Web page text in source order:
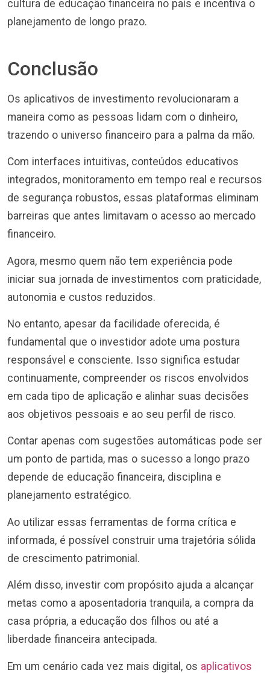
cultura de educação financeira no país e incentiva o
planejamento de longo prazo.
Conclusão
Os aplicativos de investimento revolucionaram a
maneira como as pessoas lidam com o dinheiro,
trazendo o universo financeiro para a palma da mão.
Com interfaces intuitivas, conteúdos educativos
integrados, monitoramento em tempo real e recursos
de segurança robustos, essas plataformas eliminam
barreiras que antes limitavam o acesso ao mercado
financeiro.
Agora, mesmo quem não tem experiência pode
iniciar sua jornada de investimentos com praticidade,
autonomia e custos reduzidos.
No entanto, apesar da facilidade oferecida, é
fundamental que o investidor adote uma postura
responsável e consciente. Isso significa estudar
continuamente, compreender os riscos envolvidos
em cada tipo de aplicação e alinhar suas decisões
aos objetivos pessoais e ao seu perfil de risco.
Contar apenas com sugestões automáticas pode ser
um ponto de partida, mas o sucesso a longo prazo
depende de educação financeira, disciplina e
planejamento estratégico.
Ao utilizar essas ferramentas de forma crítica e
informada, é possível construir uma trajetória sólida
de crescimento patrimonial.
Além disso, investir com propósito ajuda a alcançar
metas como a aposentadoria tranquila, a compra da
casa própria, a educação dos filhos ou até a
liberdade financeira antecipada.
Em um cenário cada vez mais digital, os aplicativos